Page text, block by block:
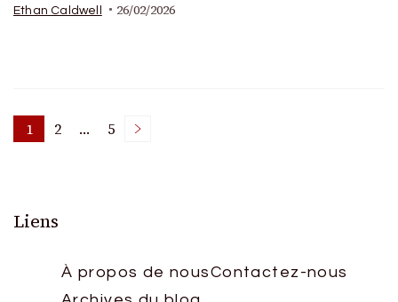
Ethan Caldwell 26/02/2026
Posts
Page
1 Page
2 … Page
5
Liens
À propos de nousContactez-nous